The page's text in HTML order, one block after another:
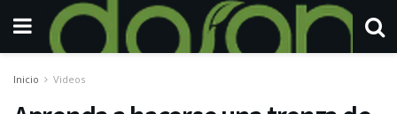
Inicio Videos